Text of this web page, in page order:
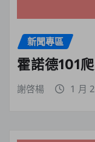
新聞專區
霍諾德101
謝啓楊 1 月